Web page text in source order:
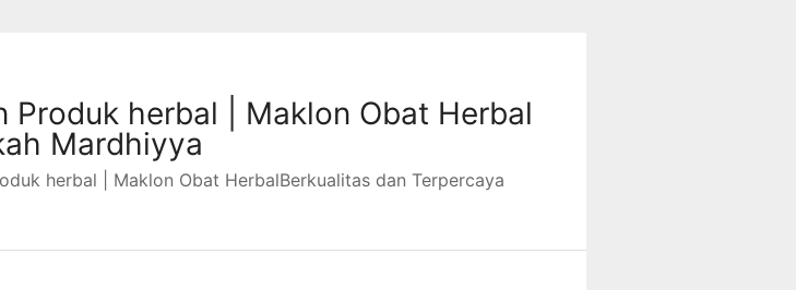
herbal | Maklon Obat Herbal
Mardhiyya
herbal | Maklon Obat HerbalBerkualitas dan Terpercaya